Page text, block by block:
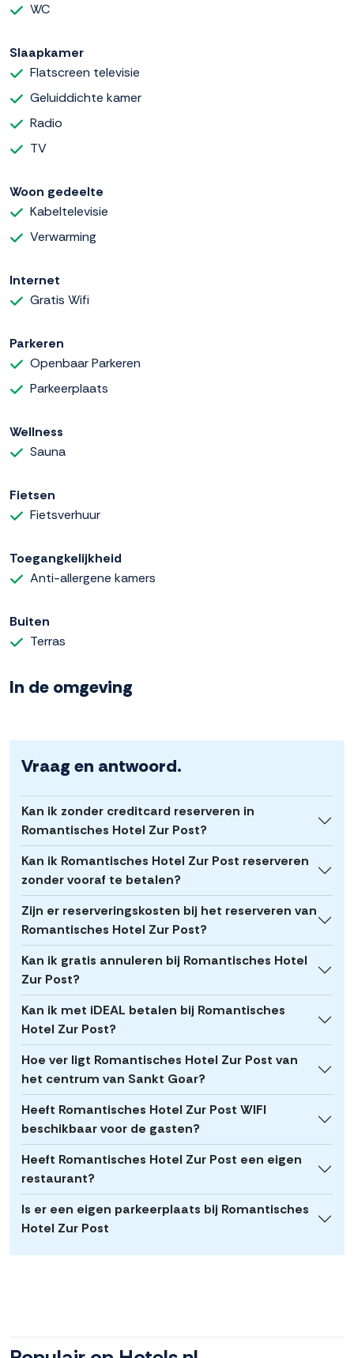
WC
Slaapkamer
Flatscreen televisie
Geluiddichte kamer
Radio
TV
Woon gedeelte
Kabeltelevisie
Verwarming
Internet
Gratis Wifi
Parkeren
Openbaar Parkeren
Parkeerplaats
Wellness
Sauna
Fietsen
Fietsverhuur
Toegangkelijkheid
Anti-allergene kamers
Buiten
Terras
In de omgeving
Vraag en antwoord.
Kan ik zonder creditcard reserveren in
Romantisches Hotel Zur Post?
Kan ik Romantisches Hotel Zur Post reserveren
zonder vooraf te betalen?
Zijn er reserveringskosten bij het reserveren van
Romantisches Hotel Zur Post?
Kan ik gratis annuleren bij Romantisches Hotel
Zur Post?
Kan ik met iDEAL betalen bij Romantisches
Hotel Zur Post?
Hoe ver ligt Romantisches Hotel Zur Post van
het centrum van Sankt Goar?
Heeft Romantisches Hotel Zur Post WIFI
beschikbaar voor de gasten?
Heeft Romantisches Hotel Zur Post een eigen
restaurant?
Is er een eigen parkeerplaats bij Romantisches
Hotel Zur Post